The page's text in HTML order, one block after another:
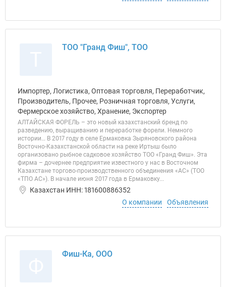
ТОО "Гранд Фиш", ТОО
Импортер, Логистика, Оптовая торговля, Переработчик,
Производитель, Прочее, Розничная торговля, Услуги,
Фермерское хозяйство, Хранение, Экспортер
АЛТАЙСКАЯ ФОРЕЛЬ – это новый казахстанский бренд по
разведению, выращиванию и переработке форели. Немного
истории… В 2017 году в селе Ермаковка Зыряновского района
Восточно-Казахстанской области на реке Иртыш было
организовано рыбное садковое хозяйство ТОО «Гранд Фиш». Эта
фирма – дочернее предприятие известного у нас в Восточном
Казахстане торгово-производственного объединения «АС» (ТОО
«ТПО АС»). В начале июня 2017 года в Ермаковку...
Казахстан ИНН: 181600886352
О компании
Объявления
Фиш-Ка, ООО